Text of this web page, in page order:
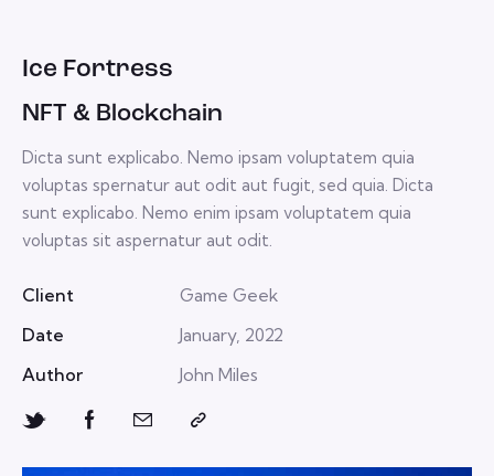
Ice Fortress
NFT & Blockchain
Dicta sunt explicabo. Nemo ipsam voluptatem quia
voluptas spernatur aut odit aut fugit, sed quia. Dicta
sunt explicabo. Nemo enim ipsam voluptatem quia
voluptas sit aspernatur aut odit.
Client
Game Geek
Date
January, 2022
Author
John Miles